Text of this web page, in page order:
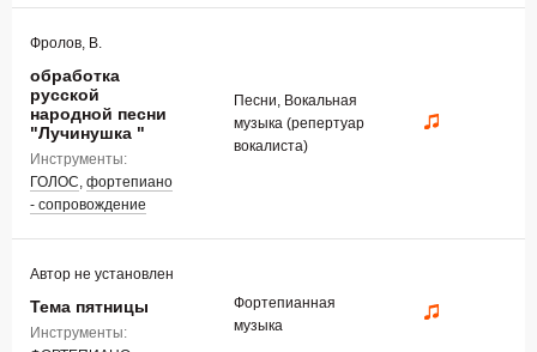
Фролов, В.
обработка
русской
народной песни
"Лучинушка "
Инструменты:
ГОЛОС, фортепиано
- сопровождение
Песни, Вокальная
музыка (репертуар
вокалиста)
Автор не установлен
Тема пятницы
Инструменты:
Фортепианная
музыка